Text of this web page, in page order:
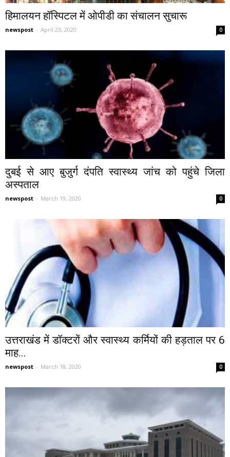
हिमालयन हॉस्पिटल में ओपीडी का संचालन सुचारू
newspost - April 23, 2020 0
दुबई से आए बुजुर्ग दंपति स्वास्थ्य जांच को पहुंचे जिला
अस्पताल
newspost - March 19, 2020 0
उत्तराखंड में डॉक्टरों और स्वास्थ्य कर्मियों की हड़ताल पर 6
माह...
newspost - March 18, 2020 0